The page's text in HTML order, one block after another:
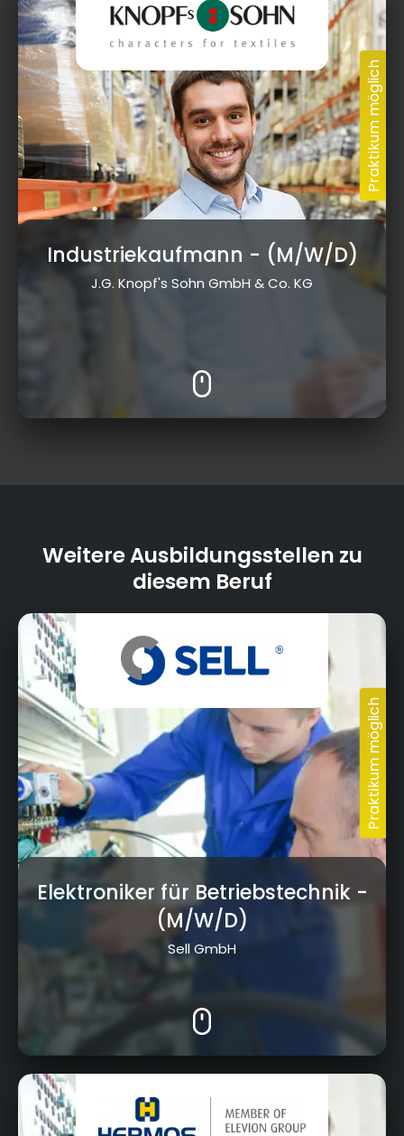
Industriekaufmann - (M/W/D)
J.G. Knopf's Sohn GmbH & Co. KG
Weitere Ausbildungsstellen zu
diesem Beruf
Elektroniker für Betriebstechnik-
(M/W/D)
Sell GmbH